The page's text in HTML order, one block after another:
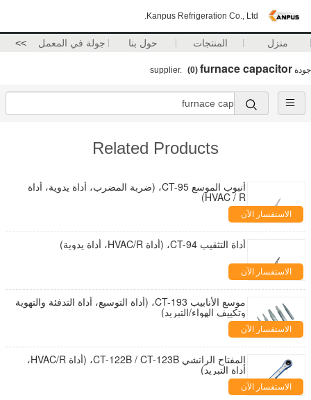
Kanpus Refrigeration Co., Ltd.
منزل المنتجات حول بنا جولة في المعمل >>
جودة furnace capacitor
(0)
Related Products
أنبوب الموسع CT-95، (ضربة المضرب، أداة يدوية، أداة
HVAC / R)
الاستفسار الآن
أداة التثقيب CT-94، (أداة HVAC/R، أداة يدوية)
الاستفسار الآن
موسع الأنابيب CT-193، (أداة التوسيع، أداة التدفئة والتهوية
وتكييف الهواء/التبريد)
الاستفسار الآن
المفتاح الراتشي CT-122B / CT-123B، (أداة HVAC/R،
أداة التبريد)
الاستفسار الآن